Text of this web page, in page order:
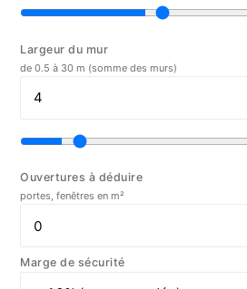
Largeur du mur
de 0.5 à 30 m (somme des murs)
Ouvertures à déduire
portes, fenêtres en m²
Marge de sécurité